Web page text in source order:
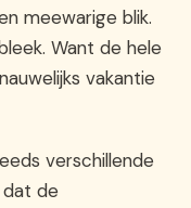
meewarige blik.
Want de hele
vakantie
verschillende
dat de